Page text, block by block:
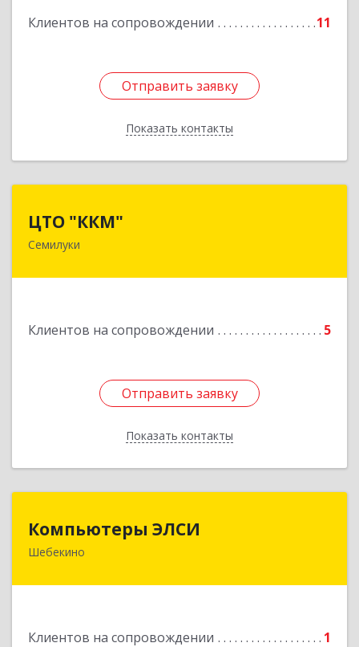
Клиентов на сопровождении 11
Отправить заявку
Показать контакты
Подробнее
Отправить заявку
Назад
ЦТО "ККМ"
Семилуки
Клиентов на сопровождении 5
Отправить заявку
Показать контакты
Отправить заявку
Назад
Компьютеры ЭЛСИ
Шебекино
Клиентов на сопровождении 1